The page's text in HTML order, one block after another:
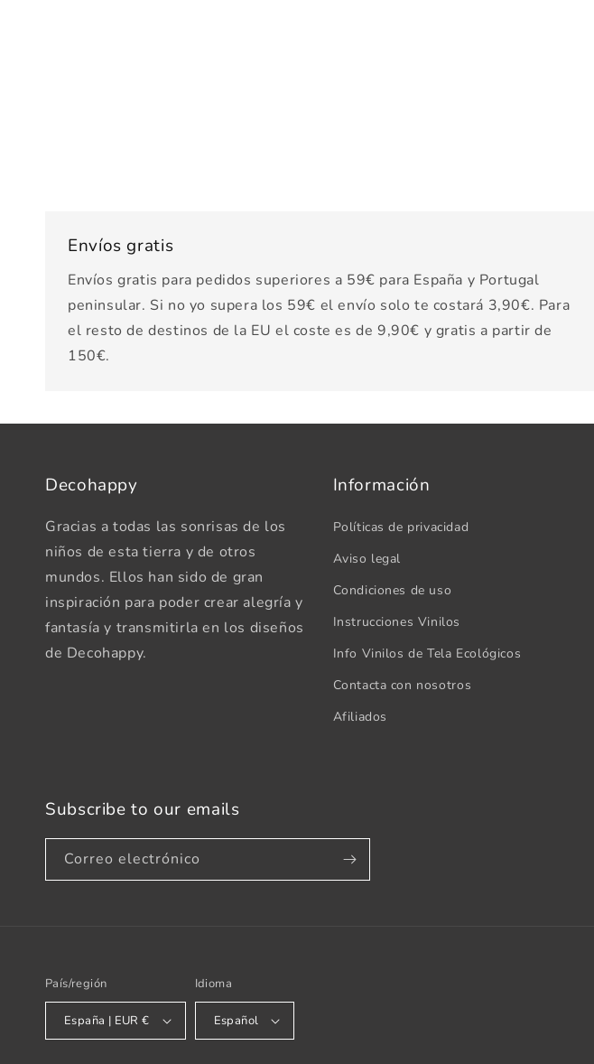
Envíos gratis
Envíos gratis para pedidos superiores a 59€ para España y Portugal
peninsular. Si no yo supera los 59€ el envío solo te costará 3,90€. Para
el resto de destinos de la EU el coste es de 9,90€ y gratis a partir de
150€.
Decohappy
Gracias a todas las sonrisas de los
niños de esta tierra y de otros
mundos. Ellos han sido de gran
inspiración para poder crear alegría y
fantasía y transmitirla en los diseños
de Decohappy.
Información
Políticas de privacidad
Aviso legal
Condiciones de uso
Instrucciones Vinilos
Info Vinilos de Tela Ecológicos
Contacta con nosotros
Afiliados
Subscribe to our emails
Correo electrónico
País/región
España | EUR €
Idioma
Español